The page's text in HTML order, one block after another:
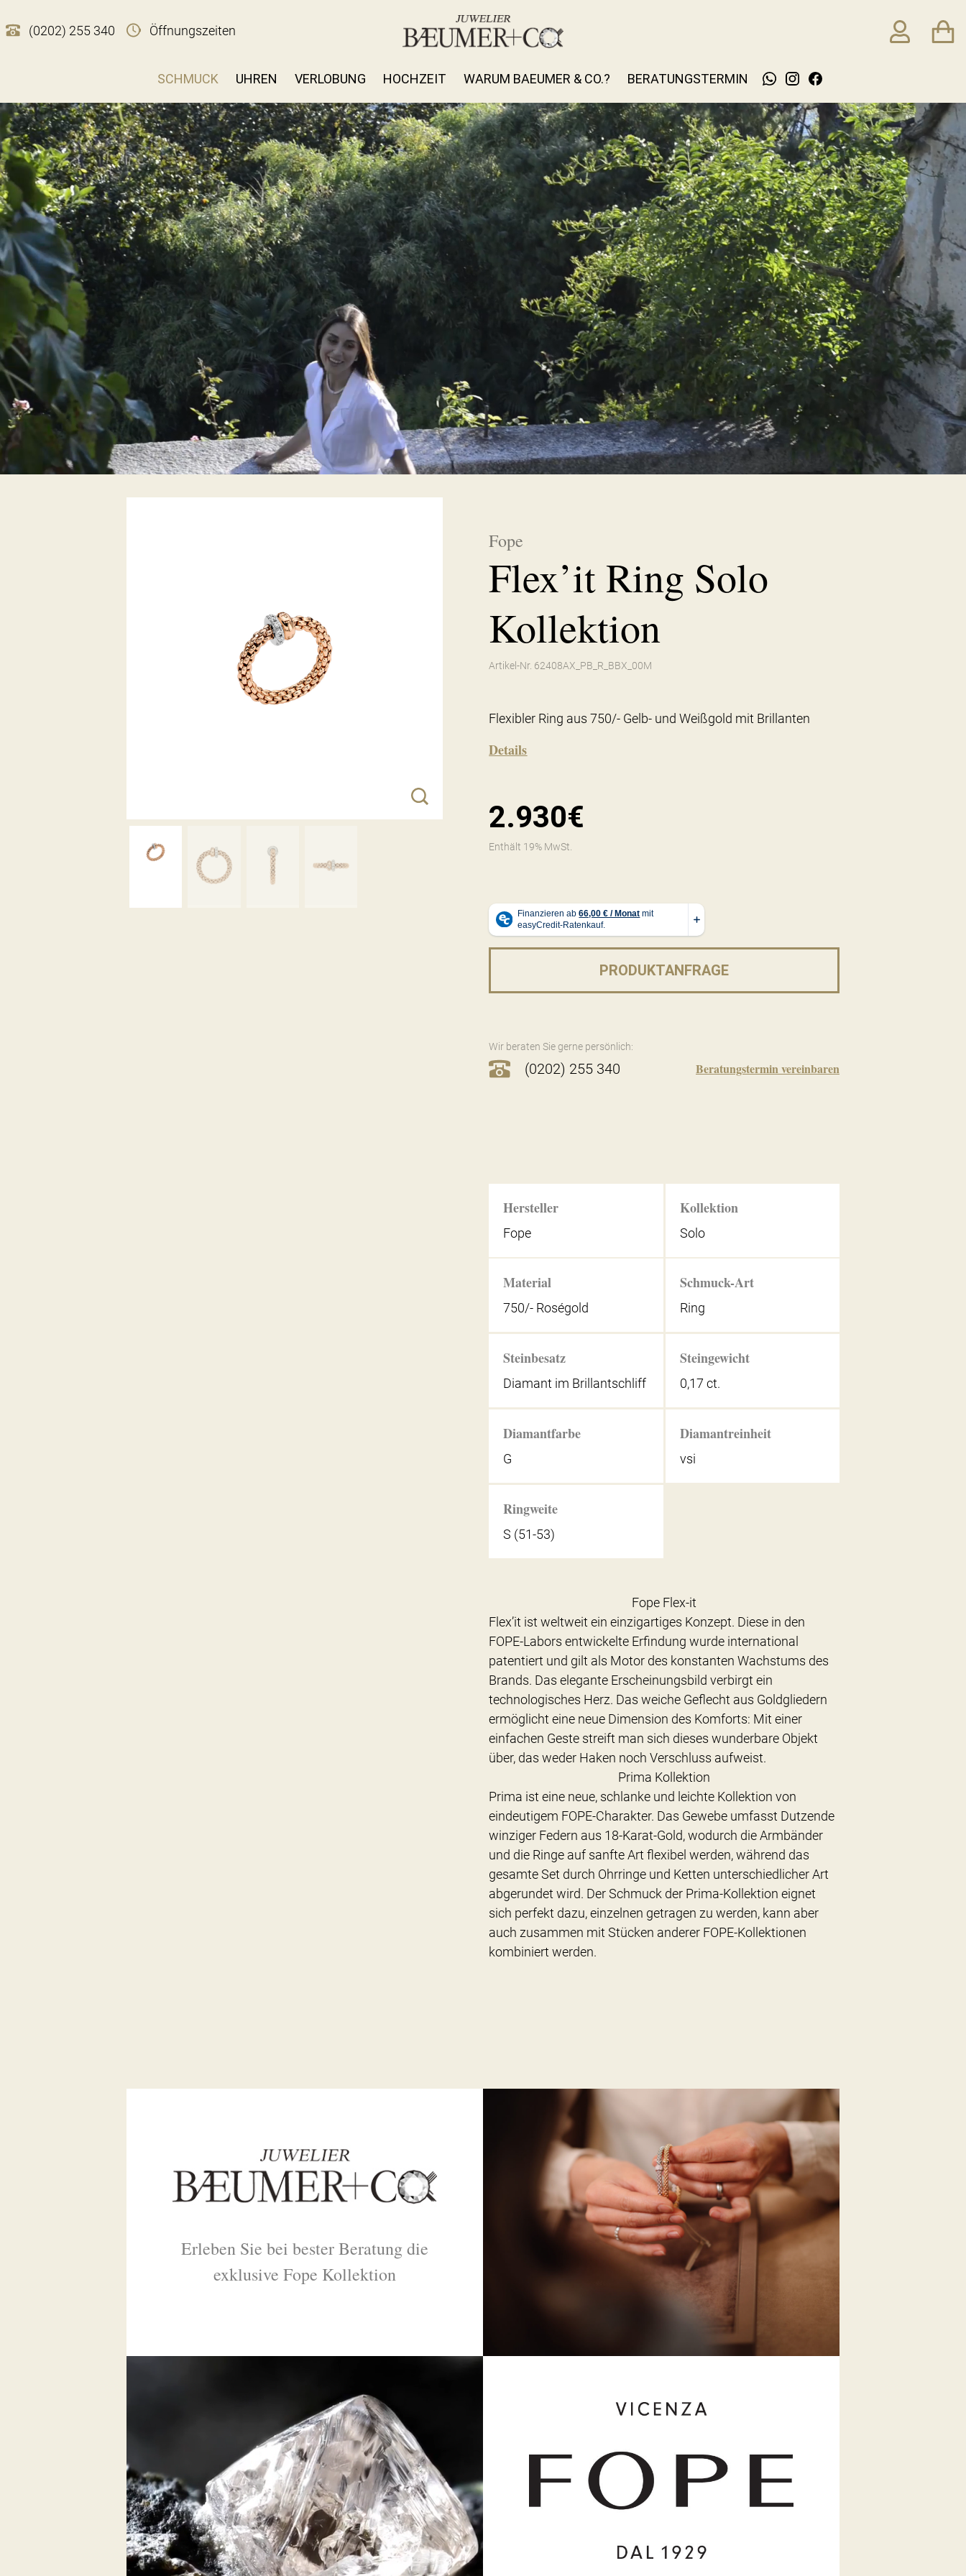
(0202) 255 340 Öffnungszeiten
SCHMUCK UHREN VERLOBUNG HOCHZEIT WARUM BAEUMER & CO.? BERATUNGSTERMIN
Fope
Flex’it Ring Solo
Kollektion
Artikel-Nr. 62408AX_PB_R_BBX_00M
Flexibler Ring aus 750/- Gelb- und Weißgold mit Brillanten
Details
2.930€
Enthält 19% MwSt.
PRODUKTANFRAGE
Wir beraten Sie gerne persönlich:
(0202) 255 340 Beratungstermin vereinbaren
Hersteller
Fope
Kollektion
Solo
Material
750/- Roségold
Schmuck-Art
Ring
Steinbesatz
Diamant im Brillantschliff
Steingewicht
0,17 ct.
Diamantfarbe
G
Diamantreinheit
vsi
Ringweite
S (51-53)
Fope Flex-it
Flex’it ist weltweit ein einzigartiges Konzept. Diese in den
FOPE-Labors entwickelte Erfindung wurde international
patentiert und gilt als Motor des konstanten Wachstums des
Brands. Das elegante Erscheinungsbild verbirgt ein
technologisches Herz. Das weiche Geflecht aus Goldgliedern
ermöglicht eine neue Dimension des Komforts: Mit einer
einfachen Geste streift man sich dieses wunderbare Objekt
über, das weder Haken noch Verschluss aufweist.
Prima Kollektion
Prima ist eine neue, schlanke und leichte Kollektion von
eindeutigem FOPE-Charakter. Das Gewebe umfasst Dutzende
winziger Federn aus 18-Karat-Gold, wodurch die Armbänder
und die Ringe auf sanfte Art flexibel werden, während das
gesamte Set durch Ohrringe und Ketten unterschiedlicher Art
abgerundet wird. Der Schmuck der Prima-Kollektion eignet
sich perfekt dazu, einzelnen getragen zu werden, kann aber
auch zusammen mit Stücken anderer FOPE-Kollektionen
kombiniert werden.
Erleben Sie bei bester Beratung die
exklusive Fope Kollektion